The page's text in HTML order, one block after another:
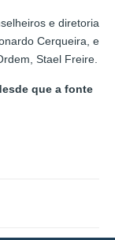
e diretoria
Cerqueira, e
Stael Freire.
que a fonte